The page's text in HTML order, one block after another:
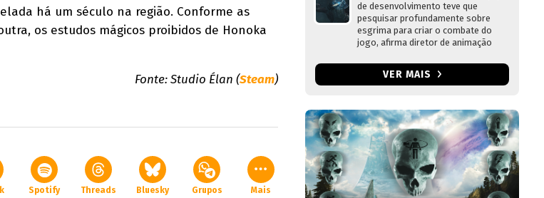
há um século na região. Conforme as
os estudos mágicos proibidos de Honoka
Fonte: Studio Élan (Steam)
Spotify Threads Bluesky Grupos Mais
de desenvolvimento teve que
pesquisar profundamente sobre
esgrima para criar o combate do
jogo, afirma diretor de animação
VER MAIS